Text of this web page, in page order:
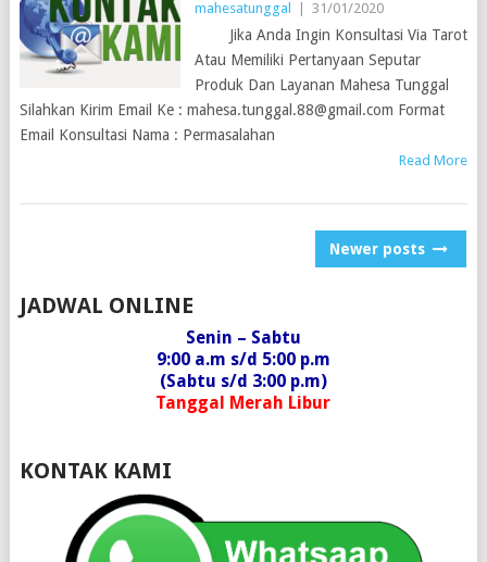
mahesatunggal | 31/01/2020
Jika Anda Ingin Konsultasi Via Tarot
Atau Memiliki Pertanyaan Seputar
Produk Dan Layanan Mahesa Tunggal
Silahkan Kirim Email Ke : mahesa.tunggal.88@gmail.com Format
Email Konsultasi Nama : Permasalahan
Read More
Newer posts
JADWAL ONLINE
Senin – Sabtu
9:00 a.m s/d 5:00 p.m
(Sabtu s/d 3:00 p.m)
Tanggal Merah Libur
KONTAK KAMI